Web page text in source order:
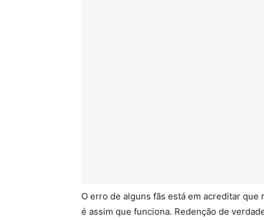
O erro de alguns fãs está em acreditar
é assim que funciona. Redenção de